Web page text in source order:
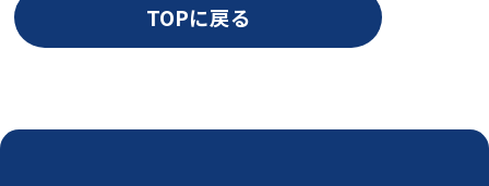
TOPに戻る